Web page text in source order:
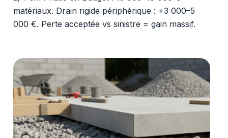
matériaux. Drain rigide périphérique : +3 000–5
000 €. Perte acceptée vs sinistre = gain massif.